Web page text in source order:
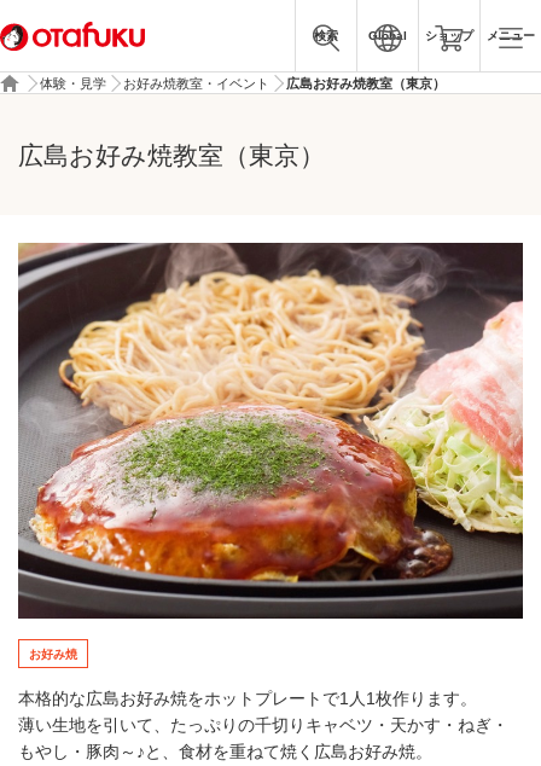
検索 Global ショップ メニュー
体験・見学 お好み焼教室・イベント 広島お好み焼教室（東京）
広島お好み焼教室（東京）
お好み焼
本格的な広島お好み焼をホットプレートで1人1枚作ります。
薄い生地を引いて、たっぷりの千切りキャベツ・天かす・ねぎ・
もやし・豚肉～♪と、食材を重ねて焼く広島お好み焼。